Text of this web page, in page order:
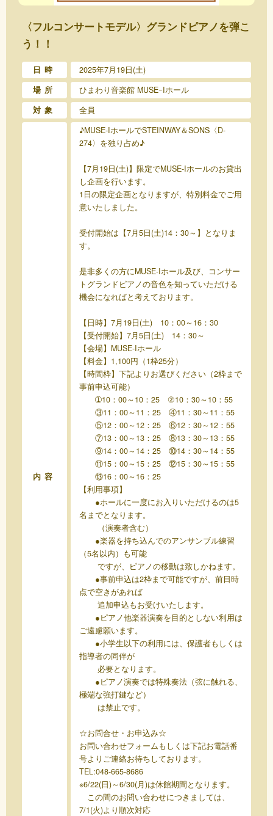
〈フルコンサートモデル〉グランドピアノを弾こ
う！！
日時
2025年7月19日(土)
場所
ひまわり音楽館 MUSEｰIホール
対象
全員
内容
♪MUSE-IホールでSTEINWAY＆SONS〈D-
274〉を独り占め♪
【7月19日(土)】限定でMUSE-Iホールのお貸出
し企画を行います。
1日の限定企画となりますが、特別料金でご用
意いたしました。
受付開始は【7月5日(土)14：30～】となりま
す。
是非多くの方にMUSE-Iホール及び、コンサー
トグランドピアノの音色を知っていただける
機会になればと考えております。
【日時】7月19日(土) 10：00～16：30
【受付開始】7月5日(土) 14：30～
【会場】MUSE-Iホール
【料金】1,100円（1枠25分）
【時間枠】下記よりお選びください（2枠まで
事前申込可能）
➀10：00～10：25 ②10：30～10：55
③11：00～11：25 ④11：30～11：55
⑤12：00～12：25 ⑥12：30～12：55
⑦13：00～13：25 ⑧13：30～13：55
⑨14：00～14：25 ⑩14：30～14：55
⑪15：00～15：25 ⑫15：30～15：55
⑬16：00～16：25
【利用事項】
●ホールに一度にお入りいただけるのは5
名までとなります。
（演奏者含む）
●楽器を持ち込んでのアンサンブル練習
（5名以内）も可能
ですが、ピアノの移動は致しかねます。
●事前申込は2枠まで可能ですが、前日時
点で空きがあれば
追加申込もお受けいたします。
●ピアノ他楽器演奏を目的としない利用は
ご遠慮願います。
●小学生以下の利用には、保護者もしくは
指導者の同伴が
必要となります。
●ピアノ演奏では特殊奏法（弦に触れる、
極端な強打鍵など）
は禁止です。
☆お問合せ・お申込み☆
お問い合わせフォームもしくは下記お電話番
号よりご連絡お待ちしております。
TEL:048-665-8686
※6/22(日)～6/30(月)は休館期間となります。
この間のお問い合わせにつきましては、
7/1(火)より順次対応